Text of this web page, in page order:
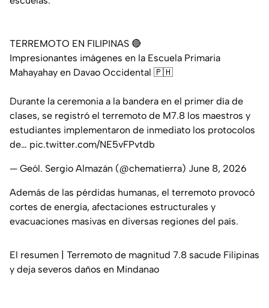
TERREMOTO EN FILIPINAS 🔴
Impresionantes imágenes en la Escuela Primaria
Mahayahay en Davao Occidental 🇵🇭
Durante la ceremonia a la bandera en el primer día de
clases, se registró el terremoto de M7.8 los maestros y
estudiantes implementaron de inmediato los protocolos
de… pic.twitter.com/NE5vFPvtdb
— Geól. Sergio Almazán (@chematierra) June 8, 2026
Además de las pérdidas humanas, el terremoto provocó
cortes de energía, afectaciones estructurales y
evacuaciones masivas en diversas regiones del país.
El resumen | Terremoto de magnitud 7.8 sacude Filipinas
y deja severos daños en Mindanao